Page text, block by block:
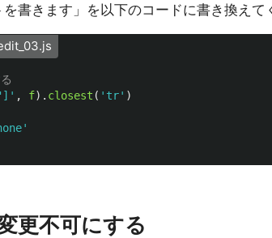
を書きます」を以下のコードに書き換えて
' , f). closest ( ' tr' )
'
更不可にする